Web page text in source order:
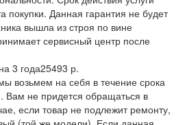
покупки. Данная гарантия не будет
вышла из строя по вине
сервисный центр после
3 года25493 р.
возьмем на себя в течение срока
Вам не придется обращаться в
если товар не подлежит ремонту,